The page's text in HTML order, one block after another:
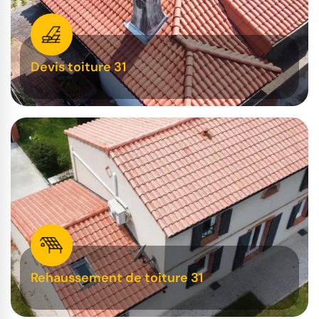
Devis toiture 31
Rehaussement de toiture 31